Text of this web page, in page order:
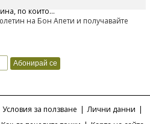
по който...
на Бон Апети и получавайте
Условия за ползване | Лични данни |